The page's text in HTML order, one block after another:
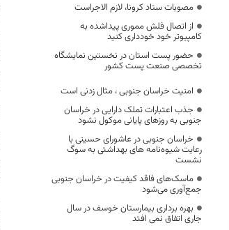
مصوبات ستاد کرونا، لازم الاجراست
از اتصال فلش مموری پیداشده به
کامپیوتر خود خودداری کنید
حضور پست استان در نخستین نمایشگاه
تخصصی صنعت پست کشور
امنیت خراسان جنوبی ، مثال زدنی است
جذب اعتبارات تملک دارایی در خراسان
جنوبی به روزهای پایانی موکول نشود
خراسان جنوبی در عاشورای حسینی با
رعایت شیوه‌نامه های بهداشتی به سوگ
نشست
ماسک‌های فاقد ‌کیفیت در خراسان جنوبی
جمع‌آوری می‌شود
بهره برداری بیمارستان خوسف در سال
جاری اتفاق نمی افتد